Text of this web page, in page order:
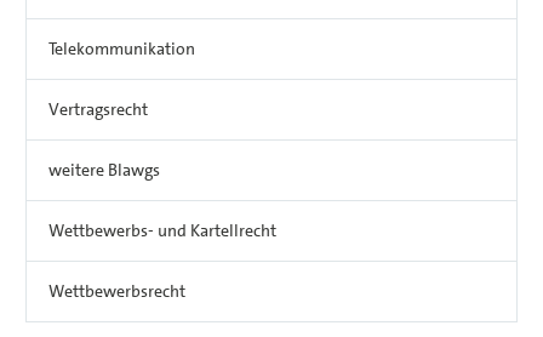
Telekommunikation
Vertragsrecht
weitere Blawgs
Wettbewerbs- und Kartellrecht
Wettbewerbsrecht